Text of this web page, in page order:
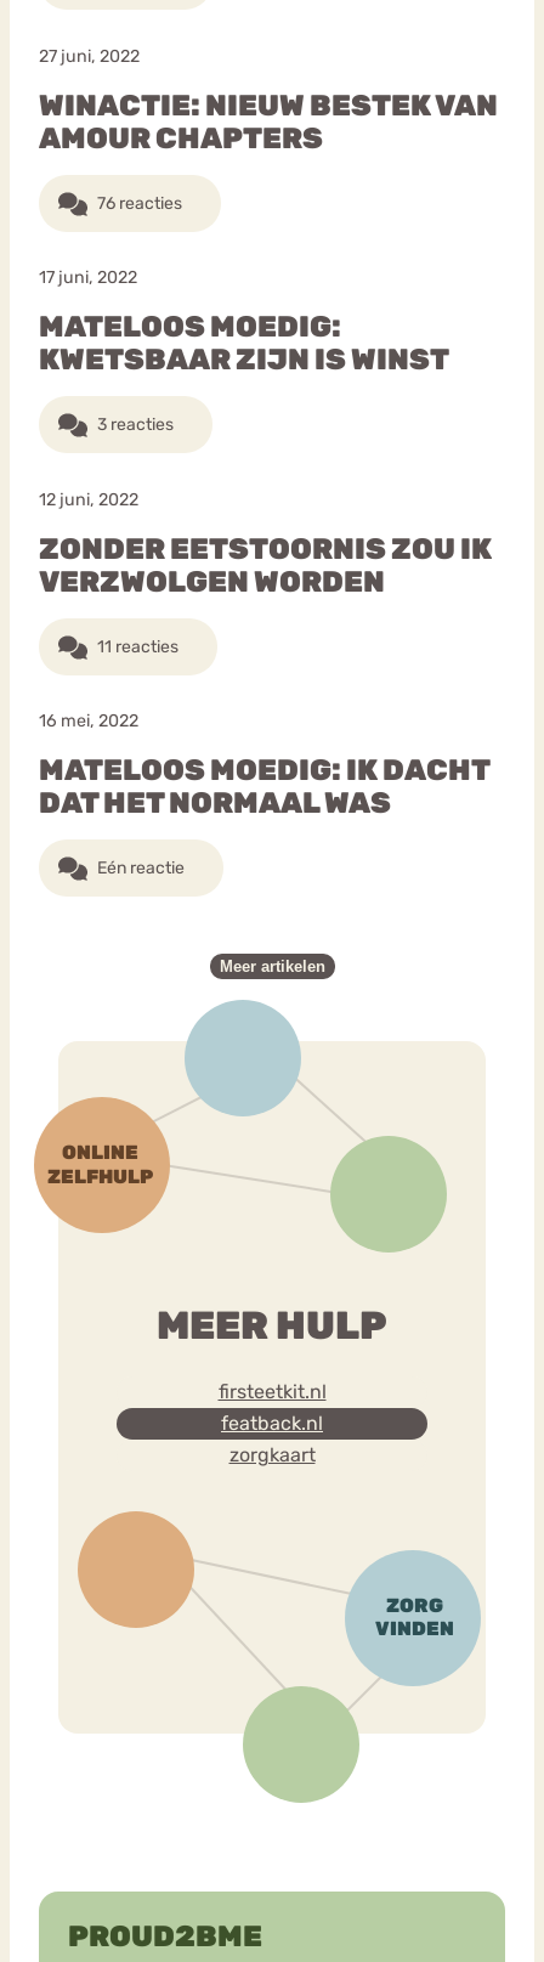
27 juni, 2022
WINACTIE: NIEUW BESTEK VAN
AMOUR CHAPTERS
76 reacties
17 juni, 2022
MATELOOS MOEDIG:
KWETSBAAR ZIJN IS WINST
3 reacties
12 juni, 2022
ZONDER EETSTOORNIS ZOU IK
VERZWOLGEN WORDEN
11 reacties
16 mei, 2022
MATELOOS MOEDIG: IK DACHT
DAT HET NORMAAL WAS
Eén reactie
Meer artikelen
MEER HULP
firsteetkit.nl
featback.nl
zorgkaart
PROUD2BME